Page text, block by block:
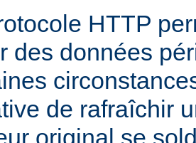
HTTP
des données
de rafraîchir
original se